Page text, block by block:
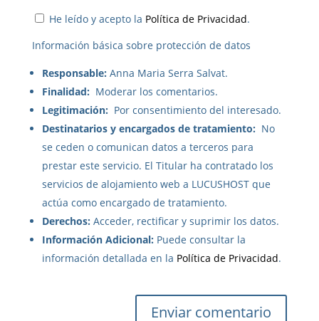
He leído y acepto la Política de Privacidad.
Información básica sobre protección de datos
Responsable: Anna Maria Serra Salvat.
Finalidad: Moderar los comentarios.
Legitimación: Por consentimiento del interesado.
Destinatarios y encargados de tratamiento: No
se ceden o comunican datos a terceros para
prestar este servicio. El Titular ha contratado los
servicios de alojamiento web a LUCUSHOST que
actúa como encargado de tratamiento.
Derechos: Acceder, rectificar y suprimir los datos.
Información Adicional: Puede consultar la
información detallada en la Política de Privacidad.